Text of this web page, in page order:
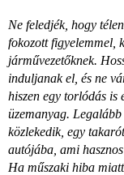
Ne feledjék, hogy
fokozott figyelemmel,
járművezetőknek.
induljanak el, és ne
hiszen egy torlódás is
üzemanyag.
közlekedik, egy
autójába, ami
Ha műszaki hiba